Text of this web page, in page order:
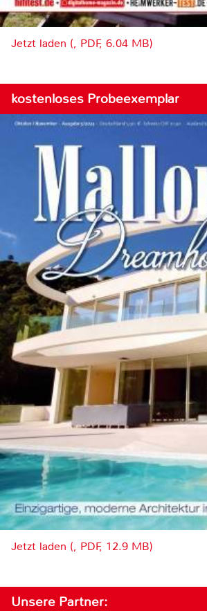
Jetzt laden (, PDF, 6.04 MB)
kostenloses Probeexemplar
Jetzt laden (, PDF, 12.9 MB)
Unsere Partner: